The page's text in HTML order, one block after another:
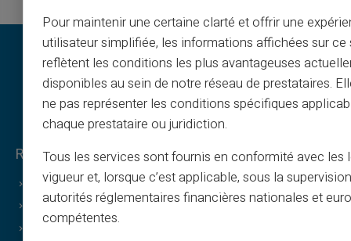
Rechtliches & Bedingungen
Allgemeine Geschäftsbedingungen
Rechtliche Hinweise
Datenschutzerklärung
Pour maintenir une certaine clarté et offrir une
utilisateur simplifiée, les informations affichées sur ce
reflètent les conditions les plus avantageuses
disponibles au sein de notre réseau de prestataires.
ne pas représenter les conditions spécifiques
chaque prestataire ou juridiction.
Tous les services sont fournis en conformité avec les
vigueur et, lorsque c’est applicable, sous la
autorités réglementaires financières nationales et
compétentes.